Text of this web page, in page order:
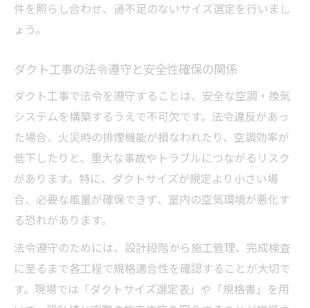
件を照らし合わせ、過不足のないサイズ選定を行いまし
ょう。
ダクト工事の法令遵守と安全性確保の関係
ダクト工事で法令を遵守することは、安全な空調・換気
システムを構築するうえで不可欠です。法令違反があっ
た場合、火災時の排煙機能が損なわれたり、空調効率が
低下したりと、重大な事故やトラブルにつながるリスク
があります。特に、ダクトサイズが規定より小さい場
合、必要な風量が確保できず、室内の空気環境が悪化す
る恐れがあります。
法令遵守のためには、設計段階から施工管理、完成検査
に至るまで各工程で規格適合性を確認することが大切で
す。現場では「ダクトサイズ選定表」や「規格書」を用